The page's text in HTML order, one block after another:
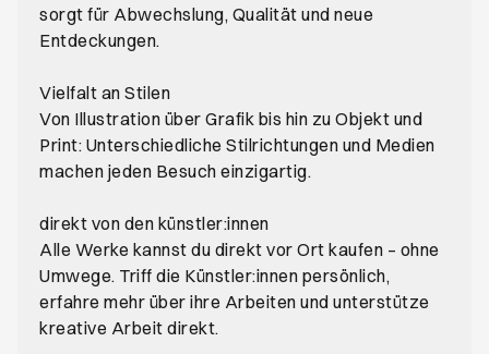
sorgt für Abwechslung, Qualität und neue
Entdeckungen.
Vielfalt an Stilen
Von Illustration über Grafik bis hin zu Objekt und
Print: Unterschiedliche Stilrichtungen und Medien
machen jeden Besuch einzigartig.
direkt von den künstler:innen
Alle Werke kannst du direkt vor Ort kaufen – ohne
Umwege. Triff die Künstler:innen persönlich,
erfahre mehr über ihre Arbeiten und unterstütze
kreative Arbeit direkt.